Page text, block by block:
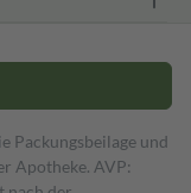
Packungsbeilage und
Apotheke. AVP: